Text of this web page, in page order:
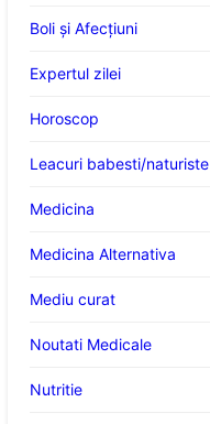
Boli și Afecțiuni
Expertul zilei
Horoscop
Leacuri babesti/naturiste
Medicina
Medicina Alternativa
Mediu curat
Noutati Medicale
Nutritie